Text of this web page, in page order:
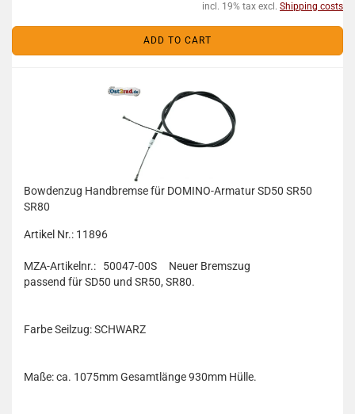
incl. 19% tax excl. Shipping costs
ADD TO CART
Bowdenzug Handbremse für DOMINO-Armatur SD50 SR50
SR80
Artikel Nr.: 11896
MZA-Artikelnr.: 50047-00S
Neuer Bremszug
passend fürSD50 und SR50, SR80.
Farbe Seilzug: SCHWARZ
Maße: ca. 1075mm Gesamtlänge 930mm Hülle.